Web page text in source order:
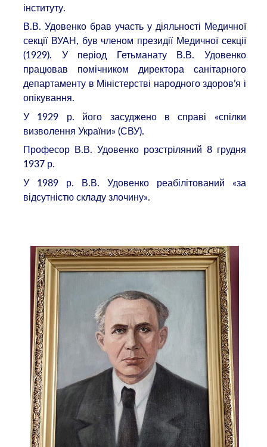
інституту.
В.В. Удовенко брав участь у діяльності Медичної
секції ВУАН, був членом президії Медичної секції
(1929). У період Гетьманату В.В. Удовенко
працював помічником директора санітарного
департаменту в Міністерстві народного здоров’я і
опікування.
У 1929 р. його засуджено в справі «спілки
визволення України» (СВУ).
Професор В.В. Удовенко розстріляний 8 грудня
1937 р.
У 1989 р. В.В. Удовенко реабілітований «за
відсутністю складу злочину».